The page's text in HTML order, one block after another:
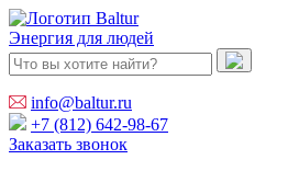
Энергия для людей
info@baltur.ru
+7 (812) 642-98-67
Заказать звонок